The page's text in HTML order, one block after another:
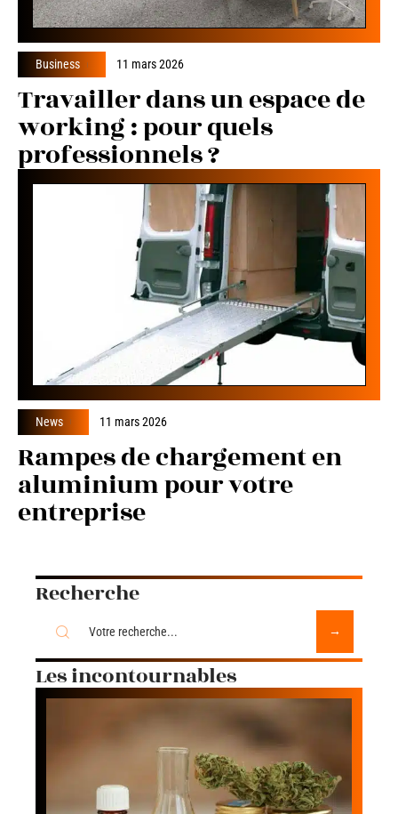
Business 11 mars 2026
Travailler dans un espace de
working : pour quels
professionnels ?
News 11 mars 2026
Rampes de chargement en
aluminium pour votre
entreprise
Recherche
Les incontournables